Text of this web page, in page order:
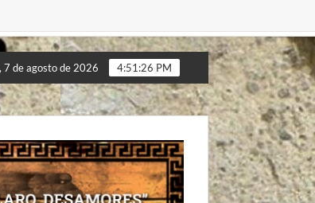
para los pueblos». 22 DE FEBRERO DE 2026,
para los pueblos». 22 DE FEBRERO DE 2026,
7 de agosto de 2026 4:51:28 PM